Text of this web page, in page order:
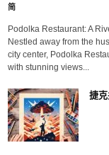
简
Podolka Restaurant: A
Nestled away from the
city center, Podolka
with stunning views...
捷